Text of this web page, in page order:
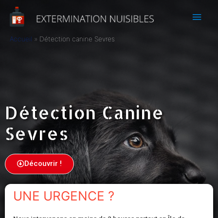
Accueil Détection canine Sevres
Détection Canine
Sevres
Découvrir !
UNE URGENCE ?